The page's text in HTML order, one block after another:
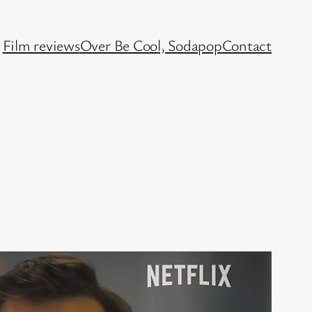
Film reviewsOver Be Cool, SodapopContact